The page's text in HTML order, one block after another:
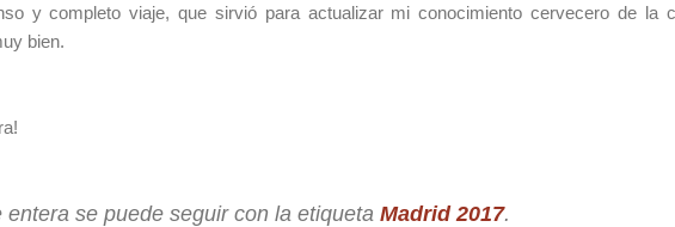
y completo viaje, que sirvió para actualizar mi conocimiento cervecero de la
bien.
entera se puede seguir con la etiqueta Madrid 2017.